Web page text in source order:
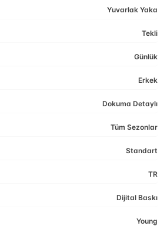
Yuvarlak Yaka
Tekli
Günlük
Erkek
Dokuma Detaylı
Tüm Sezonlar
Standart
TR
Dijital Baskı
Young